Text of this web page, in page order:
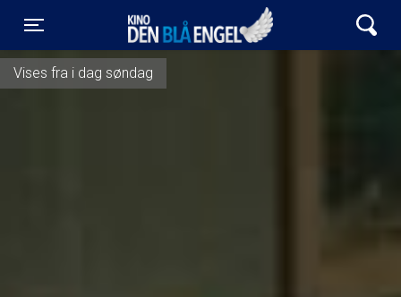
Toggle navigation
Kino Den Blå Engel
Vises fra i dag søndag